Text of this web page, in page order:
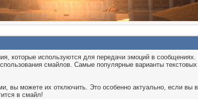
которые используются для передачи эмоций в
смайлов. Самые популярные варианты
вы можете их отключить. Это особенно актуально, если вы
в смайл!